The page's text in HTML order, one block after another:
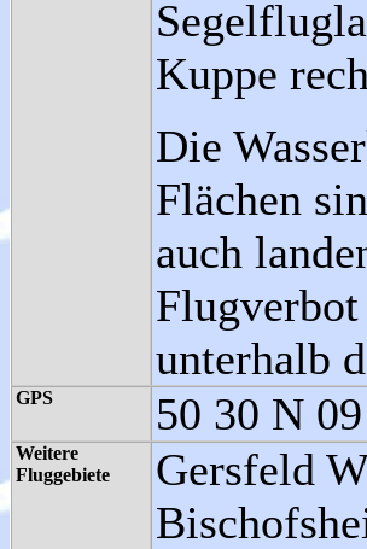
Kuppe
Die
Flächen
auch
unterhalb
GPS 50 30 N
Weitere
Fluggebiete
Gersfeld